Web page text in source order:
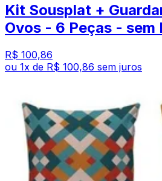
Kit Sousplat +
Ovos - 6 Peças - sem
R$ 100,86
ou 1x de R$ 100,86 sem juros